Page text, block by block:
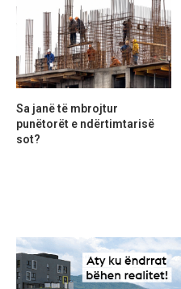
Sa janë të mbrojtur
punëtorët e ndërtimtarisë
sot?